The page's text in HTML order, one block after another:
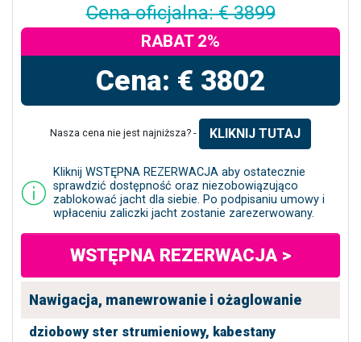
Cena oficjalna: € 3899
RABAT 2%
Cena: € 3802
Nasza cena nie jest najniższa? - KLIKNIJ TUTAJ
Kliknij WSTĘPNA REZERWACJA aby ostatecznie
sprawdzić dostępność oraz niezobowiązująco
zablokować jacht dla siebie. Po podpisaniu umowy i
wpłaceniu zaliczki jacht zostanie zarezerwowany.
WSTĘPNA REZERWACJA >
Nawigacja, manewrowanie i ożaglowanie
dziobowy ster strumieniowy, kabestany